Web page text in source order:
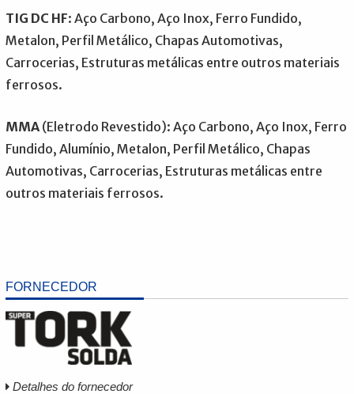
FORNECEDOR
Detalhes do fornecedor
TIG DC HF: Aço Carbono, Aço Inox, Ferro Fundido,
Metalon, Perfil Metálico, Chapas Automotivas,
Carrocerias, Estruturas metálicas entre outros materiais
ferrosos.
MMA (Eletrodo Revestido): Aço Carbono, Aço Inox, Ferro
Fundido, Alumínio, Metalon, Perfil Metálico, Chapas
Automotivas, Carrocerias, Estruturas metálicas entre
outros materiais ferrosos.